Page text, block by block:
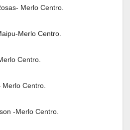
Merlo Centro.
Merlo Centro.
Centro.
Merlo Centro.
-Merlo Centro.